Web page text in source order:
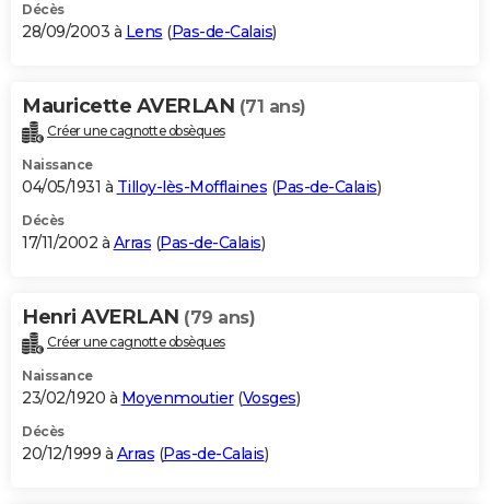
Décès
28/09/2003 à Lens (Pas-de-Calais)
Mauricette AVERLAN (71 ans)
Créer une cagnotte obsèques
Naissance
04/05/1931 à Tilloy-lès-Mofflaines (Pas-de-Calais)
Décès
17/11/2002 à Arras (Pas-de-Calais)
Henri AVERLAN (79 ans)
Créer une cagnotte obsèques
Naissance
23/02/1920 à Moyenmoutier(Vosges)
Décès
20/12/1999 à Arras (Pas-de-Calais)